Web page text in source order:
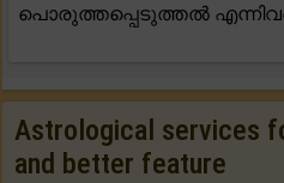
പൊരുത്തപ്പെടുത്തൽ
Astrological services
and better feature